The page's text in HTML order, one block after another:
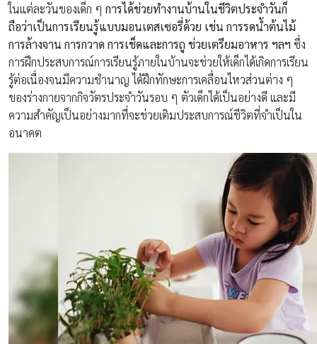
ในแต่ละวันของเด็ก ๆ การได้ช่วยทำงานบ้านในชีวิตประจำวันก็
ถือว่าเป็นการเรียนรู้แบบมอนเตสเซอรี่ด้วย เช่น การรดน้ำต้นไม้
การล้างจาน การกวาด การเช็ดและการถู ช่วยเตรียมอาหาร ฯลฯ ซึ่ง
การฝึกประสบการณ์การเรียนรู้ภายในบ้านจะช่วยให้เด็กได้เกิดการเรียน
รู้ต่อเนื่องจนมีความชำนาญ ได้ฝึกทักษะการเคลื่อนไหวส่วนต่าง ๆ
ของร่างกายจากกิจวัตรประจำวันรอบ ๆ ตัวเด็กได้เป็นอย่างดี และมี
ความสำคัญเป็นอย่างมากที่จะช่วยเติมประสบการณ์ชีวิตที่จำเป็นใน
อนาคต